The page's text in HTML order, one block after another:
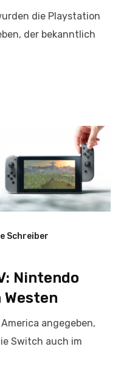
die Playstation
der bekanntlich
Schreiber
Nintendo
angegeben,
Switch auch im